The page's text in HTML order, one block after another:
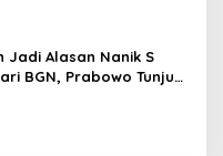
Jadi Alasan Nanik S
BGN, Prabowo Tunjuk